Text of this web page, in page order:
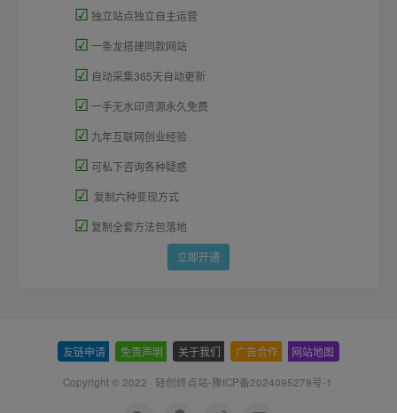
☑ 独立站点独立自主运营
☑ 一条龙搭建同款网站
☑ 自动采集365天自动更新
☑ 一手无水印资源永久免费
☑ 九年互联网创业经验
☑ 可私下咨询各种疑惑
☑ 复制六种变现方式
☑ 复制全套方法包落地
立即开通
友链申请 免责声明 关于我们 广告合作 网站地图
Copyright © 2022 · 轻创终点站-豫ICP备2024095279号-1